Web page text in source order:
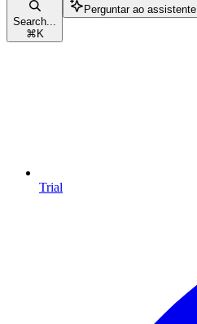
Search...
⌘ K
Perguntar ao assistente
Trial